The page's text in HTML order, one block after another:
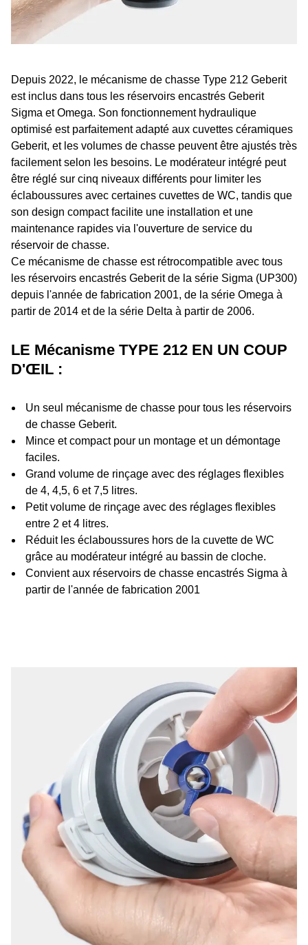
Depuis 2022, le mécanisme de chasse Type 212 Geberit
est inclus dans tous les réservoirs encastrés Geberit
Sigma et Omega. Son fonctionnement hydraulique
optimisé est parfaitement adapté aux cuvettes céramiques
Geberit, et les volumes de chasse peuvent être ajustés très
facilement selon les besoins. Le modérateur intégré peut
être réglé sur cinq niveaux différents pour limiter les
éclaboussures avec certaines cuvettes de WC, tandis que
son design compact facilite une installation et une
maintenance rapides via l'ouverture de service du
réservoir de chasse.
Ce mécanisme de chasse est rétrocompatible avec tous
les réservoirs encastrés Geberit de la série Sigma (UP300)
depuis l'année de fabrication 2001, de la série Omega à
partir de 2014 et de la série Delta à partir de 2006.
LE Mécanisme TYPE 212 EN UN COUP
D'ŒIL :
Un seul mécanisme de chasse pour tous les réservoirs
de chasse Geberit.
Mince et compact pour un montage et un démontage
faciles.
Grand volume de rinçage avec des réglages flexibles
de 4, 4,5, 6 et 7,5 litres.
Petit volume de rinçage avec des réglages flexibles
entre 2 et 4 litres.
Réduit les éclaboussures hors de la cuvette de WC
grâce au modérateur intégré au bassin de cloche.
Convient aux réservoirs de chasse encastrés Sigma à
partir de l'année de fabrication 2001